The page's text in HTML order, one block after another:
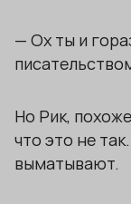
— Ох ты и
Но Рик,
что это не
выматывают.